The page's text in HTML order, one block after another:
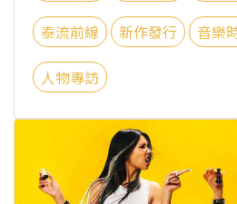
泰流前線 新作發行 音樂
人物專訪